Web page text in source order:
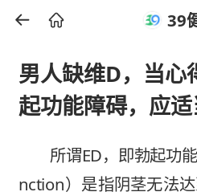
39
男人缺维D，当心
起功能障碍，应
所谓ED，即勃起功能
nction）是指阴茎无法